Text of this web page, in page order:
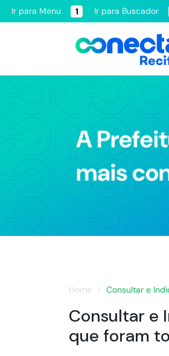
Ir para Menu 1 Ir para Buscador
Home Consultar e
Consultar e
que foram